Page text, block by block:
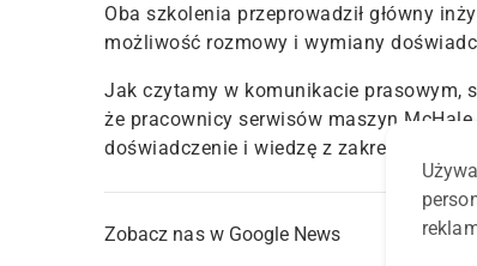
Oba szkolenia przeprowadził główny
możliwość rozmowy i wymiany
Jak czytamy w komunikacie prasowym,
że pracownicy serwisów maszyn
doświadczenie i wiedzę z zakresu
Zobacz nas w Google News